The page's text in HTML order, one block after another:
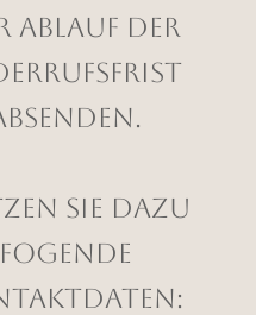
Ablauf der
Sie dazu
fogende